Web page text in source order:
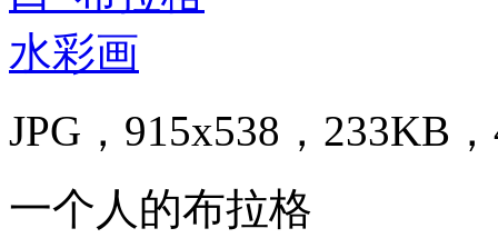
JPG，915x538，233KB
一个人的布拉格